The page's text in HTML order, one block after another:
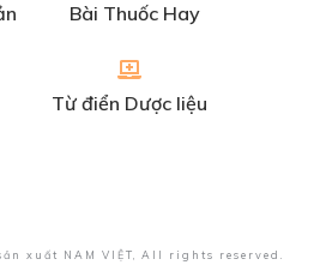
Bài Thuốc Hay
Từ điển Dược liệu
xuất NAM VIỆT , All rights reserved.